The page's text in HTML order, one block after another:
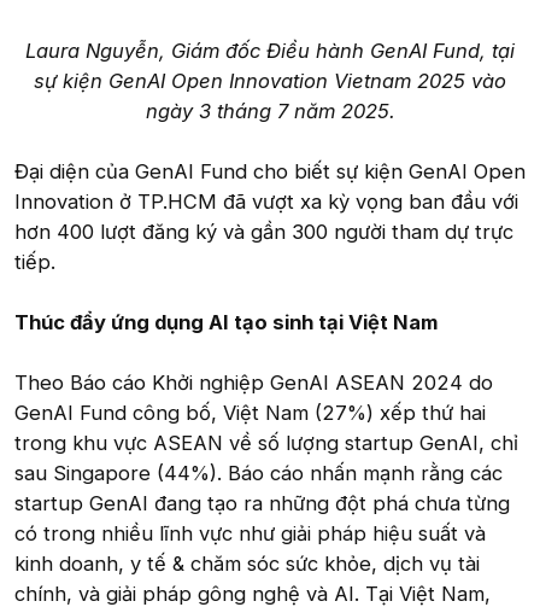
Laura Nguyễn, Giám đốc Điều hành GenAI Fund, tại
sự kiện GenAI Open Innovation Vietnam 2025 vào
ngày 3 tháng 7 năm 2025.
Đại diện của GenAI Fund cho biết sự kiện GenAI Open
Innovation ở TP.HCM đã vượt xa kỳ vọng ban đầu với
hơn 400 lượt đăng ký và gần 300 người tham dự trực
tiếp.
Thúc đẩy ứng dụng AI tạo sinh tại Việt Nam
Theo Báo cáo Khởi nghiệp GenAI ASEAN 2024 do
GenAI Fund công bố, Việt Nam (27%) xếp thứ hai
trong khu vực ASEAN về số lượng startup GenAI, chỉ
sau Singapore (44%). Báo cáo nhấn mạnh rằng các
startup GenAI đang tạo ra những đột phá chưa từng
có trong nhiều lĩnh vực như giải pháp hiệu suất và
kinh doanh, y tế & chăm sóc sức khỏe, dịch vụ tài
chính, và giải pháp gông nghệ và AI. Tại Việt Nam,